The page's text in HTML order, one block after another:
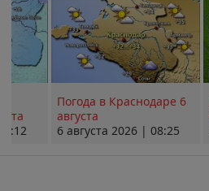
Погода в Краснодаре 6
августа
6 августа 2026 | 08:25